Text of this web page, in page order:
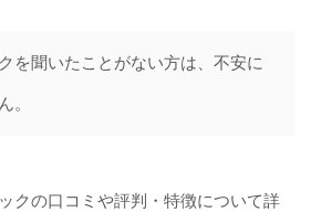
を聞いたことがない方は、不安に
。
クの口コミや評判・特徴について詳